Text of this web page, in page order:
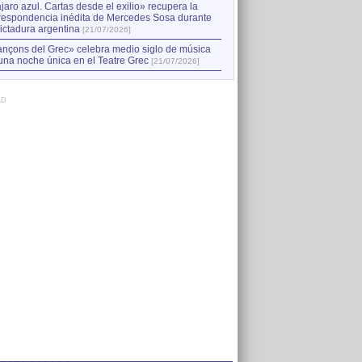
azul. Cartas desde el exilio» recupera la
inédita de Mercedes Sosa durante
argentina [21/07/2026]
del Grec» celebra medio siglo de música
noche única en el Teatre Grec [21/07/2026]